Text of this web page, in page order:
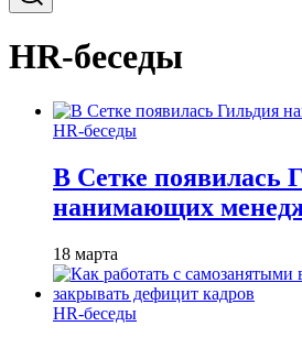
HR-беседы
HR-беседы
В Сетке появилась
нанимающих
18 марта
HR-беседы